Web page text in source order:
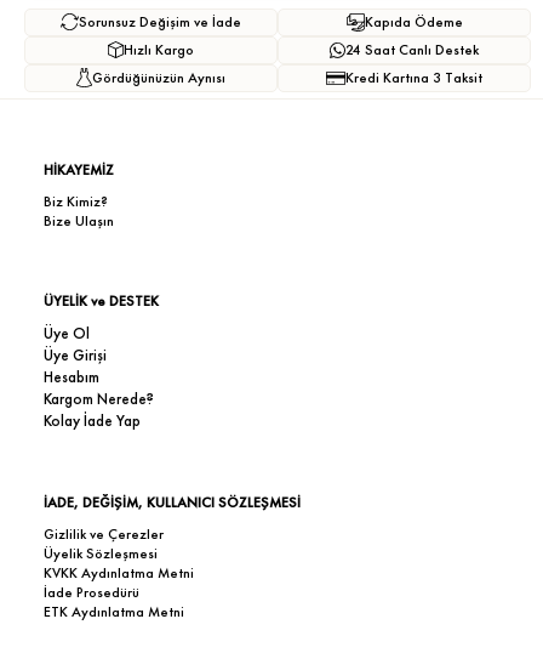
Sorunsuz Değişim ve İade
Hızlı Kargo
Gördüğünüzün Aynısı
Kapıda Ödeme
24 Saat Canlı Destek
Kredi Kartına 3 Taksit
HİKAYEMİZ
Biz Kimiz?
Bize Ulaşın
ÜYELİK ve DESTEK
Üye Ol
Üye Girişi
Hesabım
Kargom Nerede?
Kolay İade Yap
İADE, DEĞİŞİM, KULLANICI SÖZLEŞMESİ
Gizlilik ve Çerezler
Üyelik Sözleşmesi
KVKK Aydınlatma Metni
İade Prosedürü
ETK Aydınlatma Metni